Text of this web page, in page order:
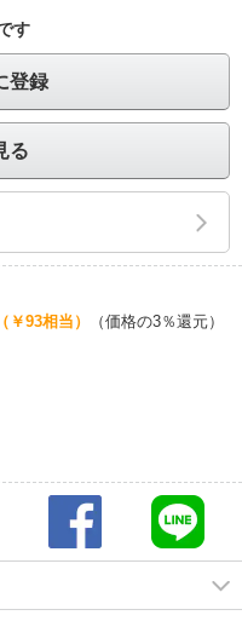
す
登録
る
￥93相当） （価格の3％還元）